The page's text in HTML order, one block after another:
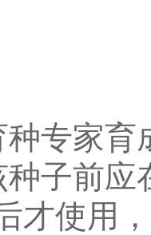
专家
子前
才使用